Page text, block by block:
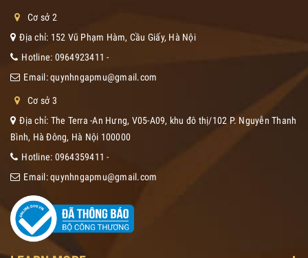
Cơ sở 2
Địa chỉ: 152 Vũ Phạm Hàm, Cầu Giấy, Hà Nội
Hotline: 0964923411 -
Email:quynhngapmu@gmail.com
Cơ sở 3
Địa chỉ: The Terra -An Hưng, V05-A09, khu đô thị/102 P. Nguyễn Thanh
Bình, Hà Đông, Hà Nội 100000
Hotline: 0964359411 -
Email:quynhngapmu@gmail.com